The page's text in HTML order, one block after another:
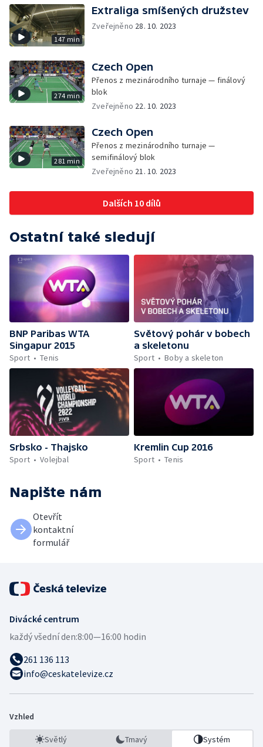
147 min
Extraliga smíšených družstev
Zveřejněno 28. 10. 2023
274 min
Czech Open
Přenos z mezinárodního turnaje — finálový
blok
Zveřejněno 22. 10. 2023
281 min
Czech Open
Přenos z mezinárodního turnaje —
semifinálový blok
Zveřejněno 21. 10. 2023
Dalších 10 dílů
Ostatní také sledují
BNP Paribas WTA
Singapur 2015
Sport
Tenis
Světový pohár v bobech
a skeletonu
Sport
Boby a skeleton
Srbsko - Thajsko
Sport
Volejbal
Kremlin Cup 2016
Sport
Tenis
Napište nám
Otevřít
kontaktní
formulář
Divácké centrum
každý všední den:8:00—16:00 hodin
261 136 113
info@ceskatelevize.cz
Vzhled
Světlý Tmavý Systém